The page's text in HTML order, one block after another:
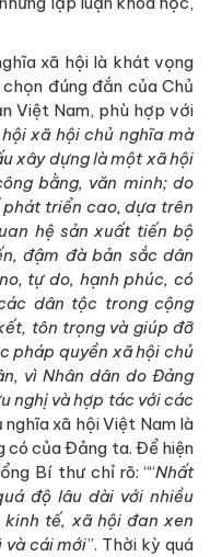
xã hội là khát vọng
đúng đắn của Chủ
Việt Nam, phù hợp với
xã hội chủ nghĩa mà
xây dựng là một xã hội
bằng, văn minh; do
phát triển cao, dựa trên
hệ sản xuất tiến bộ
đậm đà bản sắc dân
tự do, hạnh phúc, có
dân tộc trong cộng
tôn trọng và giúp đỡ
pháp quyền xã hội chủ
vì Nhân dân do Đảng
nghị và hợp tác với các
nghĩa xã hội Việt Nam là
có của Đảng ta. Để hiện
Bí thư chỉ rõ: ““Nhất
độ lâu dài với nhiều
tế, xã hội đan xen
và cái mới”. Thời kỳ quá